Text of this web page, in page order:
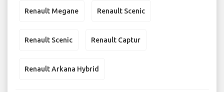
Renault Megane Renault Scenic
Renault Scenic Renault Captur
Renault Arkana Hybrid